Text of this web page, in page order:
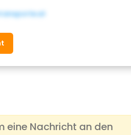
eine Nachricht an den